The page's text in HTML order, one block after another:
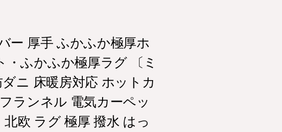
ー 厚手 ふかふか極厚ホ
ふかふか極厚ラグ 〔ミ
ニ 床暖房対応 ホットカ
ランネル 電気カーペッ
欧 ラグ 極厚 撥水 はっ